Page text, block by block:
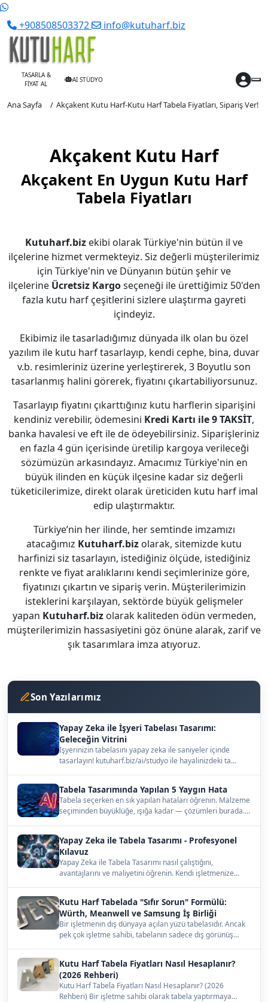
+908508503372 info@kutuharf.biz
TASARLA &
FİYAT AL
AI STÜDYO
Ana Sayfa Akçakent Kutu Harf-Kutu Harf Tabela Fiyatları, Sipariş Ver!
Akçakent Kutu Harf
Akçakent En Uygun Kutu Harf
Tabela Fiyatları
Kutuharf.biz ekibi olarak Türkiye'nin bütün il ve
ilçelerine hizmet vermekteyiz. Siz değerli müşterilerimiz
için Türkiye'nin ve Dünyanın bütün şehir ve
ilçelerine Ücretsiz Kargoseçeneği ile ürettiğimiz 50'den
fazla kutu harf çeşitlerini sizlere ulaştırma gayreti
içindeyiz.
Ekibimiz ile tasarladığımız dünyada ilk olan bu özel
yazılım ile kutu harf tasarlayıp, kendi cephe, bina, duvar
v.b. resimleriniz üzerine yerleştirerek, 3 Boyutlu son
tasarlanmış halini görerek, fiyatını çıkartabiliyorsunuz.
Tasarlayıp fiyatını çıkarttığınız kutu harflerin siparişini
kendiniz verebilir, ödemesini Kredi Kartı ile 9 TAKSİT,
banka havalesi ve eft ile de ödeyebilirsiniz. Siparişleriniz
en fazla 4 gün içerisinde üretilip kargoya verileceği
sözümüzün arkasındayız. Amacımız Türkiye'nin en
büyük ilinden en küçük ilçesine kadar siz değerli
tüketicilerimize, direkt olarak üreticiden kutu harf imal
edip ulaştırmaktır.
Türkiye’nin her ilinde, her semtinde imzamızı
atacağımız Kutuharf.biz olarak, sitemizde kutu
harfinizi siz tasarlayın, istediğiniz ölçüde, istediğiniz
renkte ve fiyat aralıklarını kendi seçimlerinize göre,
fiyatınızı çıkartın ve sipariş verin. Müşterilerimizin
isteklerini karşılayan, sektörde büyük gelişmeler
yapan Kutuharf.biz olarak kaliteden ödün vermeden,
müşterilerimizin hassasiyetini göz önüne alarak, zarif ve
şık tasarımlara imza atıyoruz.
Son Yazılarımız
Yapay Zeka ile İşyeri Tabelası Tasarımı:
Geleceğin Vitrini
İşyerinizin tabelasını yapay zeka ile saniyeler içinde
tasarlayın! kutuharf.biz/ai/studyo ile hayalinizdeki ta…
Tabela Tasarımında Yapılan 5 Yaygın Hata
Tabela seçerken en sık yapılan hataları öğrenin. Malzeme
seçiminden büyüklüğe, ışığa kadar — çözümleri burada.…
Yapay Zeka ile Tabela Tasarımı - Profesyonel
Kılavuz
Yapay Zeka ile Tabela Tasarımı nasıl çalıştığını,
avantajlarını ve maliyetini öğrenin. Kendi işletmenize
Kutu Harf Tabelada "Sıfır Sorun" Formülü:
Würth, Meanwell ve Samsung İş Birliği
Bir işletmenin dış dünyaya açılan yüzü tabelasıdır. Ancak
pek çok işletme sahibi, tabelanın sadece dış görünüş…
Kutu Harf Tabela Fiyatları Nasıl Hesaplanır?
(2026 Rehberi)
Kutu Harf Tabela Fiyatları Nasıl Hesaplanır? (2026
Rehberi) Bir işletme sahibi olarak tabela yaptırmaya